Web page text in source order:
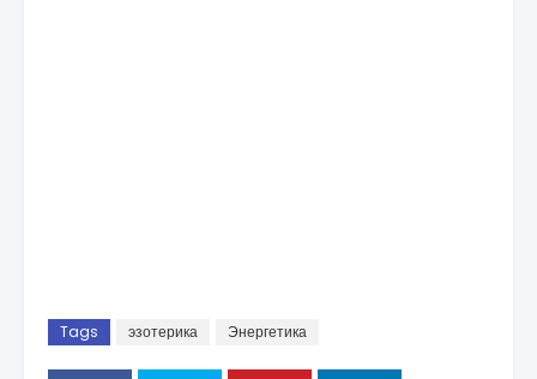
Tags эзотерика Энергетика